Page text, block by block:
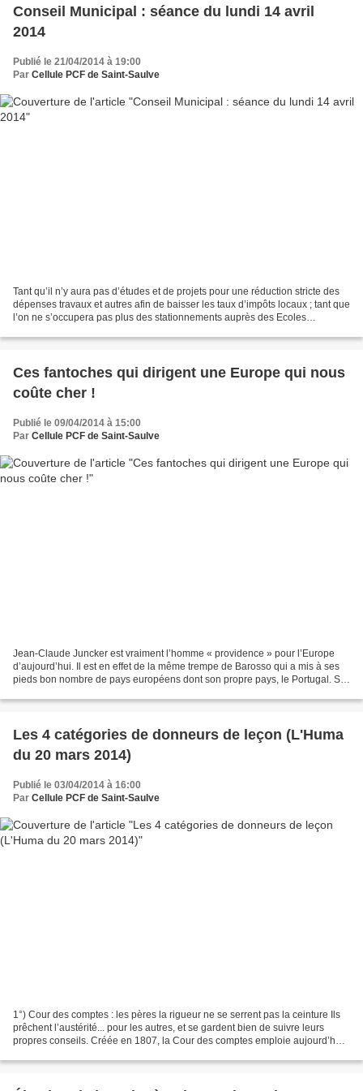
Conseil Municipal : séance du lundi 14 avril
2014
Publié le 21/04/2014 à 19:00
Par Cellule PCF de Saint-Saulve
Tant qu’il n’y aura pas d’études et de projets pour une réduction stricte des
dépenses travaux et autres afin de baisser les taux d’impôts locaux ; tant que
l’on ne s’occupera pas plus des stationnements auprès des Ecoles
Ces fantoches qui dirigent une Europe qui nous
coûte cher !
Publié le 09/04/2014 à 15:00
Par Cellule PCF de Saint-Saulve
Jean-Claude Juncker est vraiment l’homme « providence » pour l’Europe
d’aujourd’hui. Il est en effet de la même trempe de Barosso qui a mis à ses
pieds bon nombre de pays européens dont son propre pays, le Portugal. S’il
Les 4 catégories de donneurs de leçon (L'Huma
du 20 mars 2014)
Publié le 03/04/2014 à 16:00
Par Cellule PCF de Saint-Saulve
1°) Cour des comptes : les pères la rigueur ne se serrent pas la ceinture Ils
prêchent l’austérité... pour les autres, et se gardent bien de suivre leurs
propres conseils. Créée en 1807, la Cour des comptes emploie aujourd’hui